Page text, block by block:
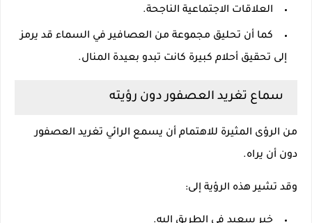
العلاقات الاجتماعية الناجحة.
كما أن تحليق مجموعة من العصافير في السماء قد يرمز
إلى تحقيق أحلام كبيرة كانت تبدو بعيدة المنال.
سماع تغريد العصفور دون رؤيته
من الرؤى المثيرة للاهتمام أن يسمع الرائي تغريد العصفور
دون أن يراه.
وقد تشير هذه الرؤية إلى: